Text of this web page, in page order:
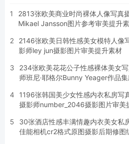
1
2813张欧美商业时尚裸体人像写真
Mikael Jansson图片参考审美提升
2
2146张欧美日韩性感美女模特人像
影师ley jun摄影图片审美提升素材
3
234张欧美花花公子性感裸体美女
师班尼·耶格尔Bunny Yeager作品
4
1196张韩国美少女性感内衣私房写
摄影师number_2046摄影图片审美
5
30张酒店性感丰满情趣内衣美女私
佳能相机cr2格式原图摄影后期修图